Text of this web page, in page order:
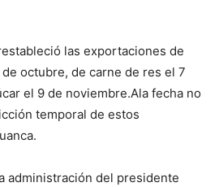
las exportaciones de
octubre, de carne de res el 7
el 9 de noviembre.Ala fecha no
temporal de estos
administración del presidente